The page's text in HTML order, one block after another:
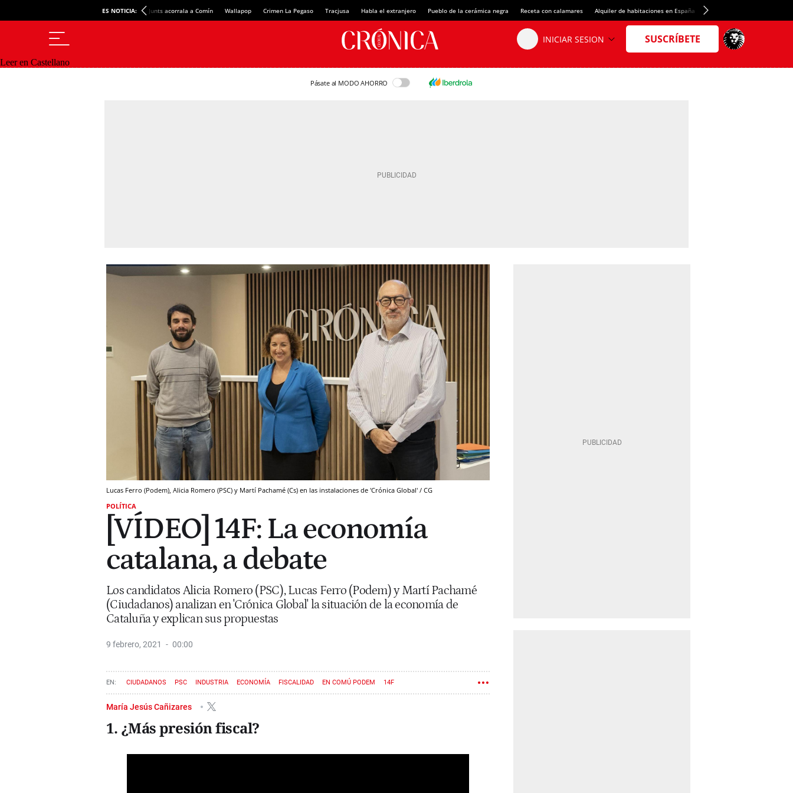
ES NOTICIA: Junts acorrala a Comín Wallapop Crimen La Pegaso Tracjusa Habla el extranjero Pueblo de la cerámica negra Receta con calamares Alquiler de habitaciones en España Crédito del Spotify Camp Nou
Leer en Castellano
Pásate al MODO AHORRO
Lucas Ferro (Podem), Alicia Romero (PSC) y Martí Pachamé (Cs) en las instalaciones de 'Crónica Global' / CG
POLÍTICA
[VÍDEO] 14F: La economía
catalana, a debate
Los candidatos Alicia Romero (PSC), Lucas Ferro (Podem) y Martí Pachamé
(Ciudadanos) analizan en 'Crónica Global' la situación de la economía de
Cataluña y explican sus propuestas
9 febrero, 2021 00:00
CIUDADANOS PSC INDUSTRIA ECONOMÍA FISCALIDAD EN COMÚ PODEM 14F
María Jesús Cañizares
1. ¿Más presión fiscal?